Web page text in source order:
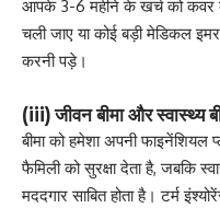
आपके 3-6 महीने के खर्च को कवर
चली जाए या कोई बड़ी मेडिकल
करनी पड़े।
(iii) जीवन बीमा और स्वास्थ्य
बीमा को हमेशा अपनी फाइनेंशियल
फैमिली को सुरक्षा देता है, जबकि
मददगार साबित होता है। टर्म